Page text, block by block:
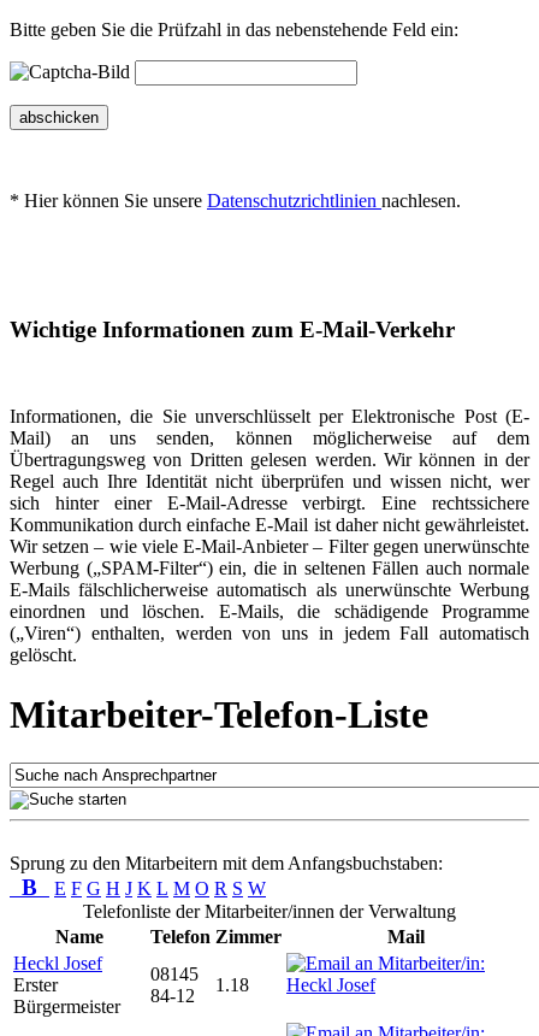
Bitte geben Sie die Prüfzahl in das nebenstehende Feld ein:
abschicken
* Hier können Sie unsere Datenschutzrichtlinien nachlesen.
Wichtige Informationen zum E-Mail-Verkehr
Informationen, die Sie unverschlüsselt per Elektronische Post (E-
Mail) an uns senden, können möglicherweise auf dem
Übertragungsweg von Dritten gelesen werden. Wir können in der
Regel auch Ihre Identität nicht überprüfen und wissen nicht, wer
sich hinter einer E-Mail-Adresse verbirgt. Eine rechtssichere
Kommunikation durch einfache E-Mail ist daher nicht gewährleistet.
Wir setzen – wie viele E-Mail-Anbieter – Filter gegen unerwünschte
Werbung („SPAM-Filter“) ein, die in seltenen Fällen auch normale
E-Mails fälschlicherweise automatisch als unerwünschte Werbung
einordnen und löschen. E-Mails, die schädigende Programme
(„Viren“) enthalten, werden von uns in jedem Fall automatisch
gelöscht.
Mitarbeiter-Telefon-Liste
Sprung zu den Mitarbeitern mit dem Anfangsbuchstaben:
B E F G H J K L M O R S W
Telefonliste der Mitarbeiter/innen der Verwaltung
Name
Telefon Zimmer
Mail
Heckl Josef
Erster
Bürgermeister
08145
84-12
1.18